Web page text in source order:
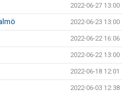
2022-06-27 13:00
2022-06-23 13:00
2022-06-22 16:06
2022-06-22 13:00
2022-06-18 12:01
2022-06-03 12:38